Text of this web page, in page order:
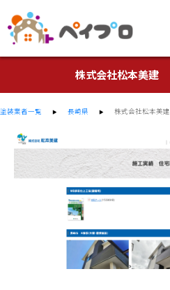
株式会社松本美建
塗装業者一覧 長崎県 株式会社松本美建